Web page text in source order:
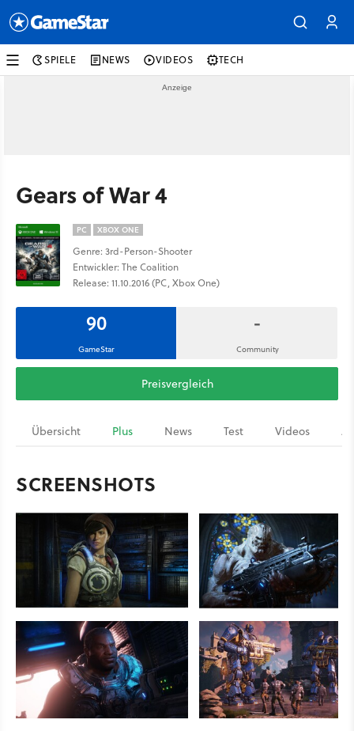
SPIELE NEWS VIDEOS TECH
Gears of War 4
PC XBOX ONE
Genre: 3rd-Person-Shooter
Entwickler: The Coalition
Release: 11.10.2016 (PC, Xbox One)
90
GameStar
-
Community
Preisvergleich
Übersicht Plus News Test Videos
SCREENSHOTS